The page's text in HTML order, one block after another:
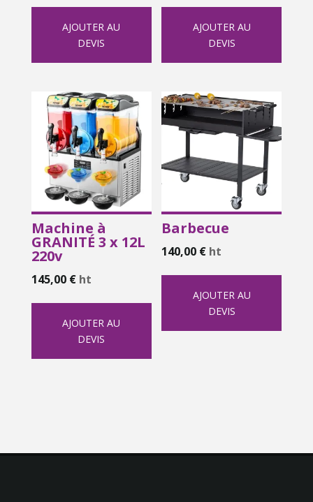
AJOUTER AU
DEVIS
AJOUTER AU
DEVIS
Machine à
GRANITÉ 3 x 12L
220v
145,00 € ht
AJOUTER AU
DEVIS
Barbecue
140,00 € ht
AJOUTER AU
DEVIS